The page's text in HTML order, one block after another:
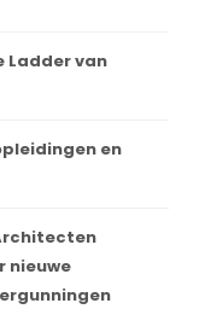
Ladder van
en
nieuwe